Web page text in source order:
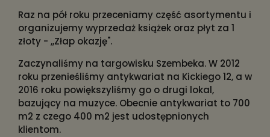
Raz na pół roku przeceniamy część asortymentu i
organizujemy wyprzedaż książek oraz płyt za 1
złoty - ,,Złap okazję".
Zaczynaliśmy na targowisku Szembeka. W 2012
roku przenieśliśmy antykwariat na Kickiego 12, a w
2016 roku powiększyliśmy go o drugi lokal,
bazujący na muzyce. Obecnie antykwariat to 700
m2 z czego 400 m2 jest udostępnionych
klientom.